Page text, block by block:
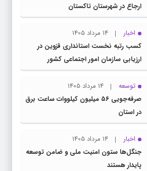
ارجاع در شهرستان تاکستان
اخبار
14 مرداد 1405
کسب رتبه نخست استانداری قزوین در
ارزیابی سازمان امور اجتماعی کشور
توسعه
14 مرداد 1405
صرفه‌جویی ۵۶ میلیون کیلووات‌ ساعت برق
در استان
اخبار
14 مرداد 1405
جنگل‌ها ستون امنیت ملی و ضامن توسعه
پایدار هستند